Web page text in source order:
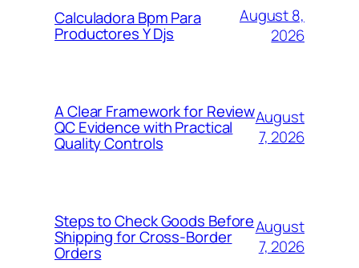
Calculadora Bpm Para
Productores Y Djs
August 8,
2026
A Clear Framework for Review
QC Evidence with Practical
Quality Controls
August
7, 2026
Steps to Check Goods Before
Shipping for Cross-Border
Orders
August
7, 2026